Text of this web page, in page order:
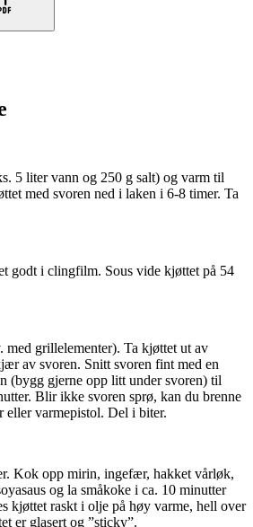
5 liter vann og 250 g salt) og varm til
med svoren ned i laken i 6-8 timer. Ta
godt i clingfilm. Sous vide kjøttet på 54
med grillelementer). Ta kjøttet ut av
av svoren. Snitt svoren fint med en
(bygg gjerne opp litt under svoren) til
Blir ikke svoren sprø, kan du brenne
eller varmepistol. Del i biter.
Kok opp mirin, ingefær, hakket vårløk,
og la småkoke i ca. 10 minutter
kjøttet raskt i olje på høy varme, hell over
er glasert og ”sticky”.